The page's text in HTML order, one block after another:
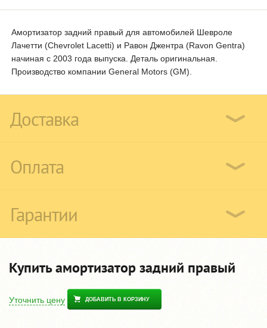
Амортизатор задний правый для автомобилей Шевроле
Лачетти (Chevrolet Lacetti) и Равон Джентра (Ravon Gentra)
начиная с 2003 года выпуска. Деталь оригинальная.
Производство компании General Motors (GM).
Доставка
Оплата
Гарантии
Купить амортизатор задний правый
Уточнить цену ДОБАВИТЬ В КОРЗИНУ